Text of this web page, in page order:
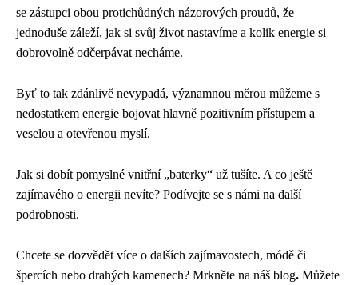
se zástupci obou protichůdných názorových proudů, že
jednoduše záleží, jak si svůj život nastavíme a kolik energie si
dobrovolně odčerpávat necháme.
Byť to tak zdánlivě nevypadá, významnou měrou můžeme s
nedostatkem energie bojovat hlavně pozitivním přístupem a
veselou a otevřenou myslí.
Jak si dobít pomyslné vnitřní „baterky“ už tušíte. A co ještě
zajímavého o energii nevíte? Podívejte se s námi na další
podrobnosti.
Chcete se dozvědět více o dalších zajímavostech, módě či
špercích nebo drahých kamenech? Mrkněte na náš blog. Můžete